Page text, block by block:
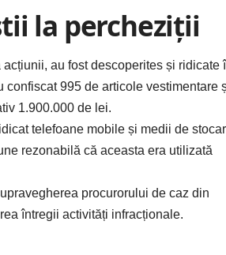
la percheziții
au fost descoperites și ridicate
995 de articole vestimentare
1.900.000 de lei.
telefoane mobile și medii de
rezonabilă că aceasta era utilizată
procurorului de caz din
întregii activități infracționale.